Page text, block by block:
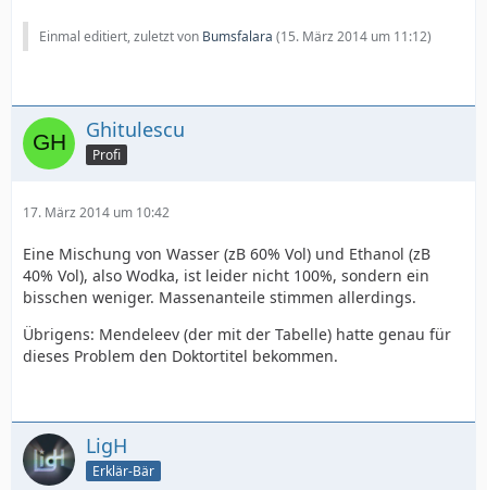
Einmal editiert, zuletzt von Bumsfalara (15. März 2014 um 11:12)
Ghitulescu
Profi
17. März 2014 um 10:42
Eine Mischung von Wasser (zB 60% Vol) und Ethanol (zB
40% Vol), also Wodka, ist leider nicht 100%, sondern ein
bisschen weniger. Massenanteile stimmen allerdings.
Übrigens: Mendeleev (der mit der Tabelle) hatte genau für
dieses Problem den Doktortitel bekommen.
LigH
Erklär-Bär